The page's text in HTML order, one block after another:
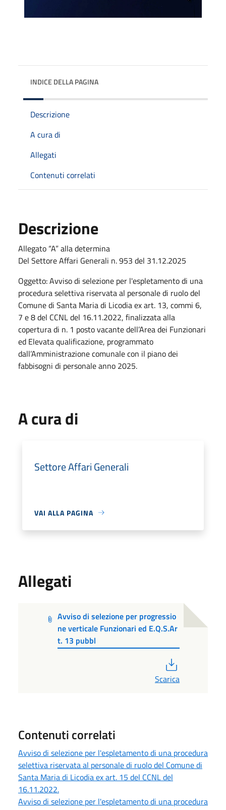
INDICE DELLA PAGINA
Descrizione
A cura di
Allegati
Contenuti correlati
Descrizione
Allegato “A” alla determina
Del Settore Affari Generali n. 953 del 31.12.2025
Oggetto: Avviso di selezione per l'espletamento di una
procedura selettiva riservata al personale di ruolo del
Comune di Santa Maria di Licodia ex art. 13, commi 6,
7 e 8 del CCNL del 16.11.2022, finalizzata alla
copertura di n. 1 posto vacante dell’Area dei Funzionari
ed Elevata qualificazione, programmato
dall’Amministrazione comunale con il piano dei
fabbisogni di personale anno 2025.
A cura di
Settore Affari Generali
VAI ALLA PAGINA
Allegati
Avviso di selezione per progressio
ne verticale Funzionari ed E.Q.S.Ar
t. 13 pubbl
Scarica
Contenuti correlati
Avviso di selezione per l'espletamento di una procedura
selettiva riservata al personale di ruolo del Comune di
Santa Maria di Licodia ex art. 15 del CCNL del
16.11.2022.
Avviso di selezione per l'espletamento di una procedura